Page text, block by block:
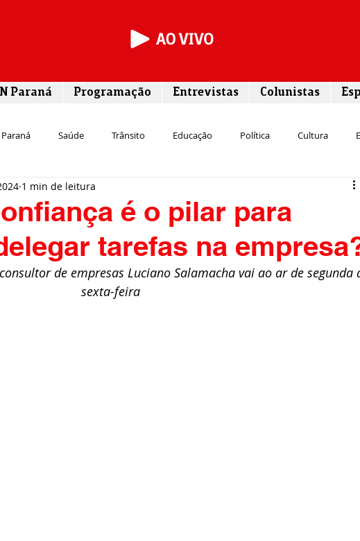
Paraná Programação Entrevistas Colunistas
Paraná Saúde Trânsito Educação Política Cultura
Segurança
Meio ambiente Comunicação Empreendedorismo
Cultura
é o pilar para
tarefas na
1 min de leitura
de empresas Luciano Salamacha vai ao ar de segunda
sexta-feira